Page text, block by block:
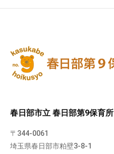
春日部市立 春日部第9保育所
〒344-0061
埼玉県春日部市粕壁3-8-1